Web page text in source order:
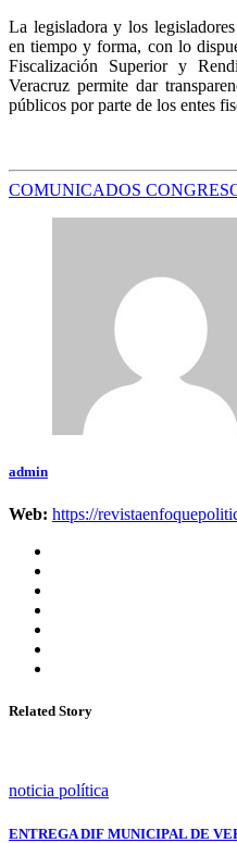
La legisladora y los
en tiempo y forma, con lo
Fiscalización Superior y
Veracruz permite dar
públicos por parte de los entes
COMUNICADOS
admin
Web: https://
Related Story
noticia política
ENTREGA DIF MUNICIPAL DE